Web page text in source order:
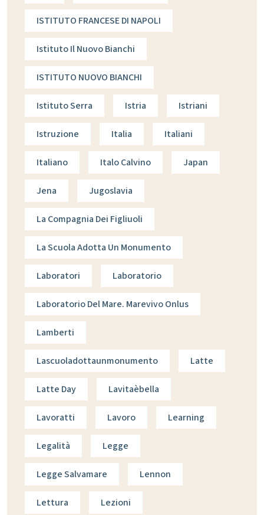
ISTITUTO FRANCESE DI NAPOLI
Istituto Il Nuovo Bianchi
ISTITUTO NUOVO BIANCHI
Istituto Serra Istria Istriani
Istruzione Italia Italiani
Italiano Italo Calvino Japan
Jena Jugoslavia
La Compagnia Dei Figliuoli
La Scuola Adotta Un Monumento
Laboratori Laboratorio
Laboratorio Del Mare. Marevivo Onlus
Lamberti
Lascuoladottaunmonumento Latte
Latte Day Lavitaèbella
Lavoratti Lavoro Learning
Legalità Legge
Legge Salvamare Lennon
Lettura Lezioni